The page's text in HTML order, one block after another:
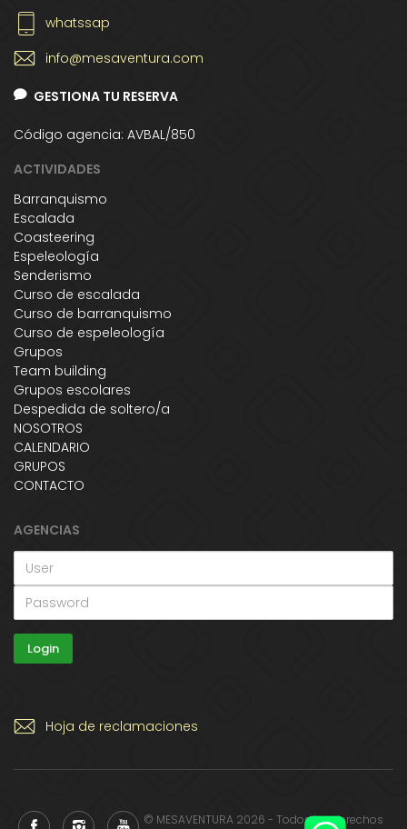
whatssap
info@mesaventura.com
GESTIONA TU RESERVA
Código agencia: AVBAL/850
ACTIVIDADES
Barranquismo
Escalada
Coasteering
Espeleología
Senderismo
Curso de escalada
Curso de barranquismo
Curso de espeleología
Grupos
Team building
Grupos escolares
Despedida de soltero/a
NOSOTROS
CALENDARIO
GRUPOS
CONTACTO
AGENCIAS
Hoja de reclamaciones
© MESAVENTURA 2026 - Todos los derechos